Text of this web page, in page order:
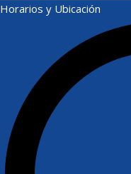
Horarios y Ubicación